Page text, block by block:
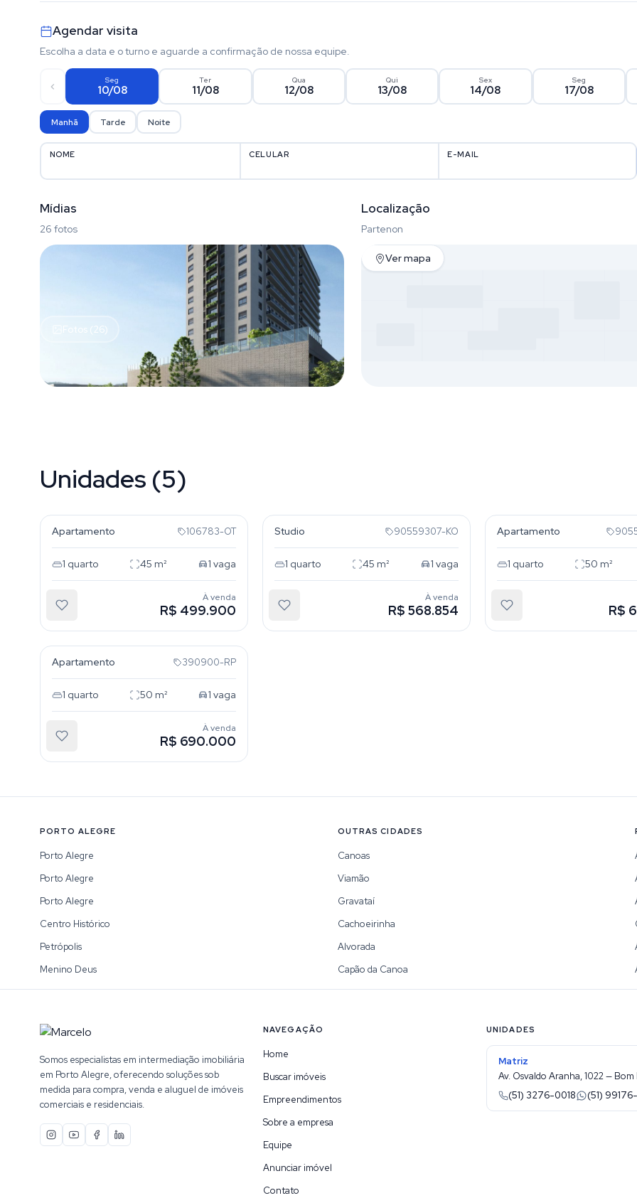
Agendar visita
Escolha a data e o turno e aguarde a confirmação de nossa equipe.
Seg
10/08
Ter
11/08
Qua
12/08
Qui
13/08
Sex
14/08
Seg
17/08
Manhã Tarde Noite
NOME CELULAR E-MAIL
Mídias
26 fotos
Fotos (26)
Localização
Partenon
Ver mapa
Unidades (5)
Apartamento 106783-OT
1 quarto 45 m² 1 vaga
À venda
R$ 499.900
Studio 90559307-KO
1 quarto 45 m² 1 vaga
À venda
R$ 568.854
Apartamento
1 quarto 50 m²
R$
Partenon
Apartamento 390900-RP
1 quarto 50 m² 1 vaga
À venda
R$ 690.000
PORTO ALEGRE
Porto Alegre
Porto Alegre
Porto Alegre
Centro Histórico
Petrópolis
Menino Deus
OUTRAS CIDADES
Canoas
Viamão
Gravataí
Cachoeirinha
Alvorada
Capão da Canoa
Somos especialistas em intermediação imobiliária
em Porto Alegre, oferecendo soluções sob
medida para compra, venda e aluguel de imóveis
comerciais e residenciais.
NAVEGAÇÃO
Home
Buscar imóveis
Empreendimentos
Sobre a empresa
Equipe
Anunciar imóvel
Contato
UNIDADES
Matriz
Av. Osvaldo Aranha, 1022 —
(51) 3276-0018
(51)